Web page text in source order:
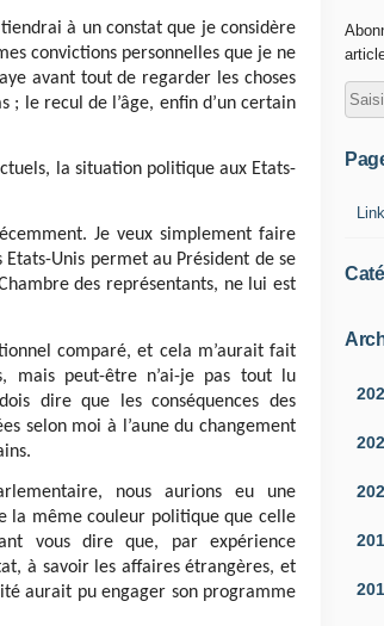
à un constat que je considère
convictions personnelles que je ne
avant tout de regarder les choses
; le recul de l’âge, enfin d’un certain
la situation politique aux Etats-
Je veux simplement faire
Unis permet au Président de se
des représentants, ne lui est
comparé, et cela m’aurait fait
mais peut-être n’ai-je pas tout lu
dire que les conséquences des
selon moi à l’aune du changement
nous aurions eu une
la même couleur politique que celle
vous dire que, par expérience
à savoir les affaires étrangères, et
aurait pu engager son programme